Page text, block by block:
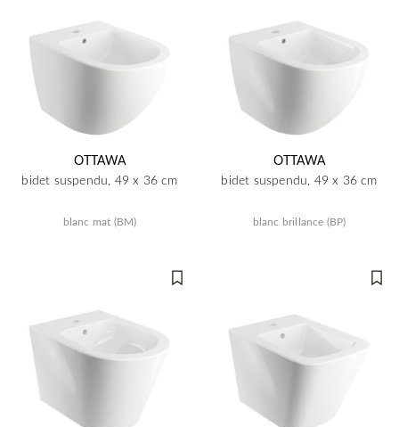
OTTAWA
bidet suspendu, 49 x 36 cm
blanc mat (BM)
OTTAWA
bidet suspendu, 49 x 36 cm
blanc brillance (BP)